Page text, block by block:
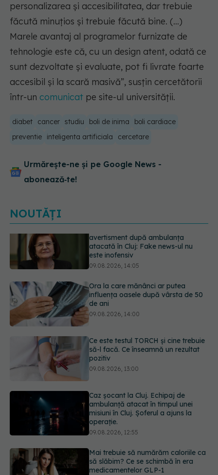
personalizarea și accesibilitatea, dar trebuie
făcută minuțios și trebuie făcută bine. (…)
Marele avantaj al programelor furnizate de
tehnologie este că, cu un design atent, odată ce
sunt dezvoltate și evaluate, pot fi livrate foarte
accesibil și la scară masivă”, susțin cercetătorii
într-un comunicat pe site-ul universității.
diabet cancer studiu boli de inima
boli cardiace
preventie
inteligenta artificiala cercetare
Urmărește-ne și pe Google News -
abonează‑te!
NOUTĂȚI
Ora la care mănânci ar putea
influența oasele după vârsta de 50
de ani
Ce este testul TORCH și cine trebuie
să-l facă. Ce înseamnă un rezultat
Caz șocant la Cluj. Echipaj de
ambulanță atacat în timpul unei
misiuni în Cluj. Șoferul a ajuns la
09.08.2026, 12:55
Mai trebuie să numărăm caloriile ca
să slăbim? Ce se schimbă în era
medicamentelor GLP-1
Prof. univ. dr. Cătălina Poiană (CMR),